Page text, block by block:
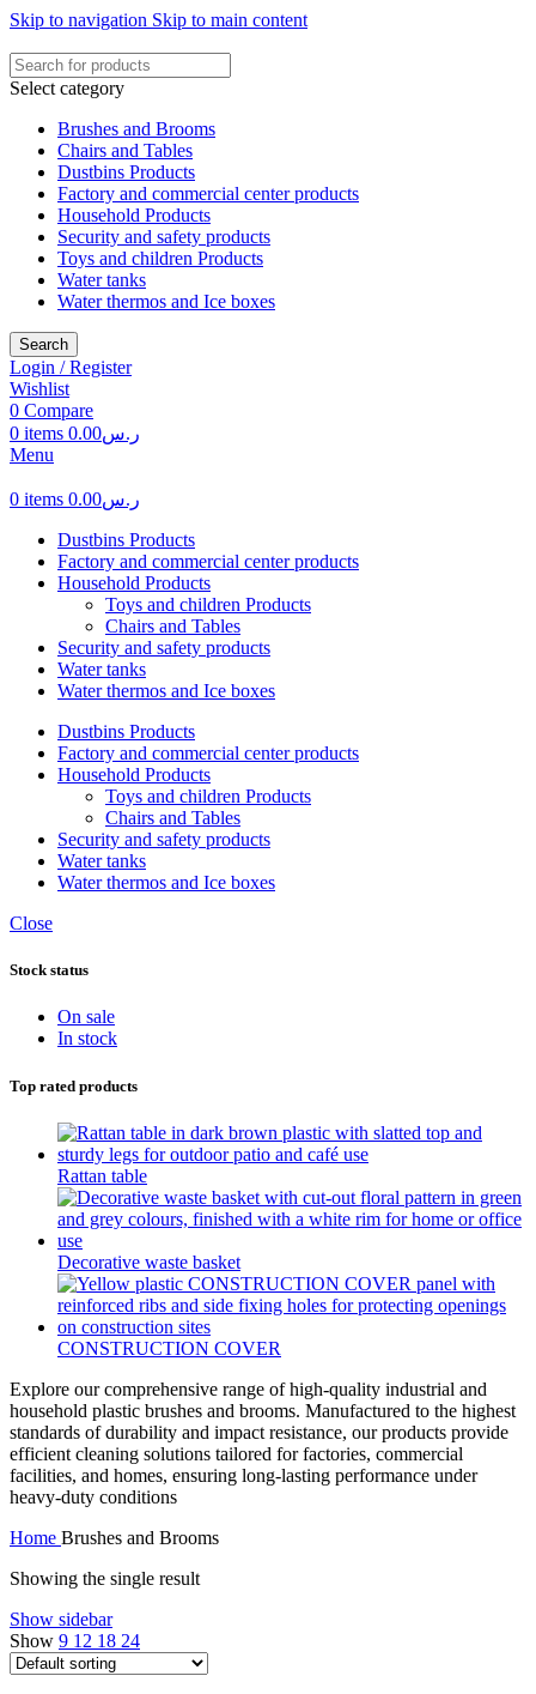
Skip to navigation Skip to main content
Select category
Brushes and Brooms
Chairs and Tables
Dustbins Products
Factory and commercial center products
Household Products
Security and safety products
Toys and children Products
Water tanks
Water thermos and Ice boxes
Search
Login / Register
Wishlist
0 Compare
0 items ر.س0.00
Menu
0 items ر.س0.00
Dustbins Products
Factory and commercial center products
Household Products
Toys and children Products
Chairs and Tables
Security and safety products
Water tanks
Water thermos and Ice boxes
Dustbins Products
Factory and commercial center products
Household Products
Toys and children Products
Chairs and Tables
Security and safety products
Water tanks
Water thermos and Ice boxes
Close
Stock status
On sale
In stock
Top rated products
Rattan table
Decorative waste basket
CONSTRUCTION COVER
Explore our comprehensive range of high-quality industrial and
household plastic brushes and brooms. Manufactured to the highest
standards of durability and impact resistance, our products provide
efficient cleaning solutions tailored for factories, commercial
facilities, and homes, ensuring long-lasting performance under
heavy-duty conditions
Home Brushes and Brooms
Showing the single result
Show sidebar
Show 9 12 18 24